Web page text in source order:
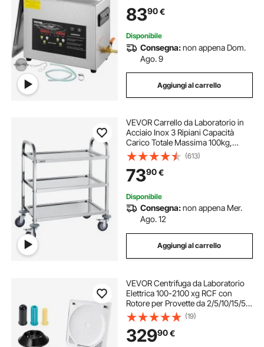
Pulizia di Strumenti di Gioielli
8390€
Disponibile
Consegna:non appena Dom.
Ago. 9
Aggiungi al carrello
VEVOR Carrello da Laboratorio in
Acciaio Inox 3 Ripiani Capacità
Carico Totale Massima 100kg,
Carrello Sanitario in Acciaio Inox
201 740 x 396 x 860 mm, Carrello
per Medicazione da Laboratorio 3
Piani
(613)
7390€
Disponibile
Consegna:non appena Mer.
Ago. 12
Aggiungi al carrello
VEVOR Centrifuga da Laboratorio
Elettrica 100-2100 xg RCF con
Rotore per Provette da 2/5/10/15/50
ml, Velocità Regolabile da 500 a
4000 Giri/min, Bassa Rumorosità
per Esperimenti di Laboratorio
(19)
32990€